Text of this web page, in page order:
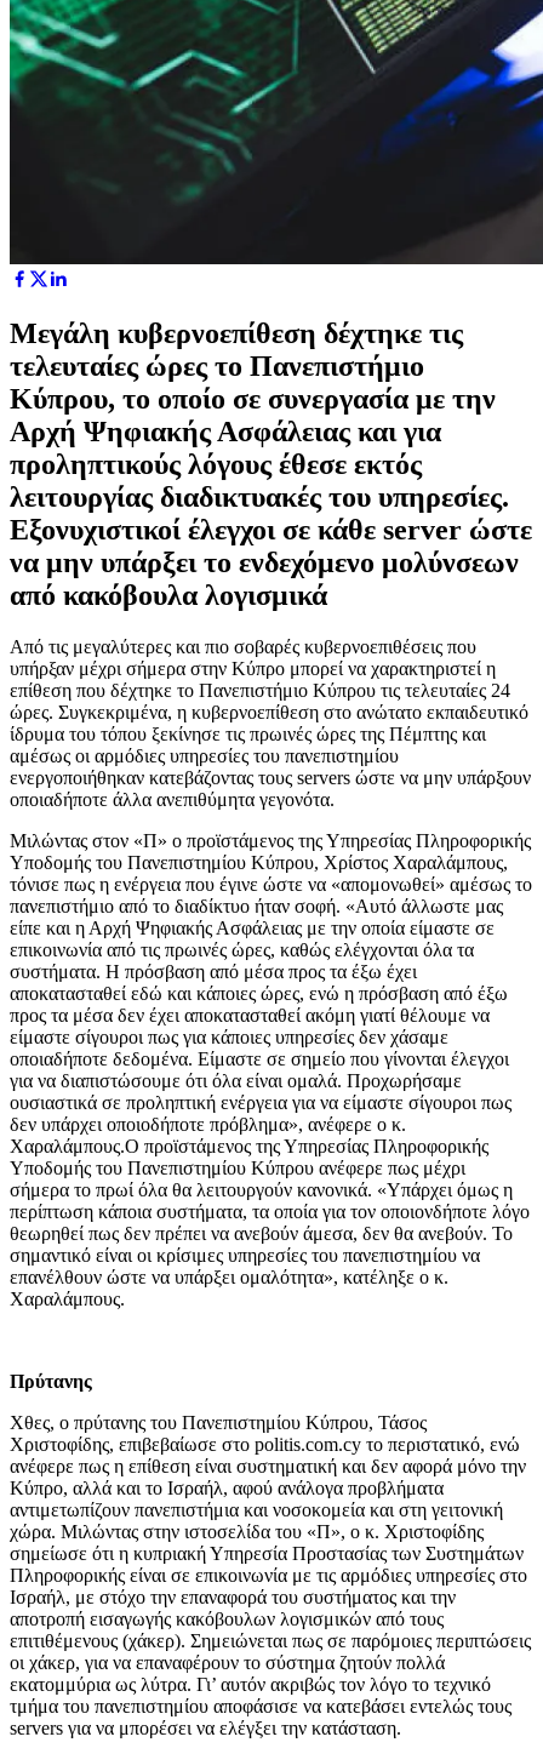
Μεγάλη κυβερνοεπίθεση δέχτηκε τις
τελευταίες ώρες το Πανεπιστήμιο
Κύπρου, το οποίο σε συνεργασία με την
Αρχή Ψηφιακής Ασφάλειας και για
προληπτικούς λόγους έθεσε εκτός
λειτουργίας διαδικτυακές του υπηρεσίες.
Εξονυχιστικοί έλεγχοι σε κάθε server ώστε
να μην υπάρξει το ενδεχόμενο μολύνσεων
από κακόβουλα λογισμικά
Από τις μεγαλύτερες και πιο σοβαρές κυβερνοεπιθέσεις που
υπήρξαν μέχρι σήμερα στην Κύπρο μπορεί να χαρακτηριστεί η
επίθεση που δέχτηκε το Πανεπιστήμιο Κύπρου τις τελευταίες 24
ώρες. Συγκεκριμένα, η κυβερνοεπίθεση στο ανώτατο εκπαιδευτικό
ίδρυμα του τόπου ξεκίνησε τις πρωινές ώρες της Πέμπτης και
αμέσως οι αρμόδιες υπηρεσίες του πανεπιστημίου
ενεργοποιήθηκαν κατεβάζοντας τους servers ώστε να μην υπάρξουν
οποιαδήποτε άλλα ανεπιθύμητα γεγονότα.
Μιλώντας στον «Π» ο προϊστάμενος της Υπηρεσίας Πληροφορικής
Υποδομής του Πανεπιστημίου Κύπρου, Χρίστος Χαραλάμπους,
τόνισε πως η ενέργεια που έγινε ώστε να «απομονωθεί» αμέσως το
πανεπιστήμιο από το διαδίκτυο ήταν σοφή. «Αυτό άλλωστε μας
είπε και η Αρχή Ψηφιακής Ασφάλειας με την οποία είμαστε σε
επικοινωνία από τις πρωινές ώρες, καθώς ελέγχονται όλα τα
συστήματα. Η πρόσβαση από μέσα προς τα έξω έχει
αποκατασταθεί εδώ και κάποιες ώρες, ενώ η πρόσβαση από έξω
προς τα μέσα δεν έχει αποκατασταθεί ακόμη γιατί θέλουμε να
είμαστε σίγουροι πως για κάποιες υπηρεσίες δεν χάσαμε
οποιαδήποτε δεδομένα. Είμαστε σε σημείο που γίνονται έλεγχοι
για να διαπιστώσουμε ότι όλα είναι ομαλά. Προχωρήσαμε
ουσιαστικά σε προληπτική ενέργεια για να είμαστε σίγουροι πως
δεν υπάρχει οποιοδήποτε πρόβλημα», ανέφερε ο κ.
Χαραλάμπους.Ο προϊστάμενος της Υπηρεσίας Πληροφορικής
Υποδομής του Πανεπιστημίου Κύπρου ανέφερε πως μέχρι
σήμερα το πρωί όλα θα λειτουργούν κανονικά. «Υπάρχει όμως η
περίπτωση κάποια συστήματα, τα οποία για τον οποιονδήποτε λόγο
θεωρηθεί πως δεν πρέπει να ανεβούν άμεσα, δεν θα ανεβούν. Το
σημαντικό είναι οι κρίσιμες υπηρεσίες του πανεπιστημίου να
επανέλθουν ώστε να υπάρξει ομαλότητα», κατέληξε ο κ.
Χαραλάμπους.
Πρύτανης
Χθες, ο πρύτανης του Πανεπιστημίου Κύπρου, Τάσος
Χριστοφίδης, επιβεβαίωσε στο politis.com.cy το περιστατικό, ενώ
ανέφερε πως η επίθεση είναι συστηματική και δεν αφορά μόνο την
Κύπρο, αλλά και το Ισραήλ, αφού ανάλογα προβλήματα
αντιμετωπίζουν πανεπιστήμια και νοσοκομεία και στη γειτονική
χώρα. Μιλώντας στην ιστοσελίδα του «Π», ο κ. Χριστοφίδης
σημείωσε ότι η κυπριακή Υπηρεσία Προστασίας των Συστημάτων
Πληροφορικής είναι σε επικοινωνία με τις αρμόδιες υπηρεσίες στο
Ισραήλ, με στόχο την επαναφορά του συστήματος και την
αποτροπή εισαγωγής κακόβουλων λογισμικών από τους
επιτιθέμενους (χάκερ). Σημειώνεται πως σε παρόμοιες περιπτώσεις
οι χάκερ, για να επαναφέρουν το σύστημα ζητούν πολλά
εκατομμύρια ως λύτρα. Γι’ αυτόν ακριβώς τον λόγο το τεχνικό
τμήμα του πανεπιστημίου αποφάσισε να κατεβάσει εντελώς τους
servers για να μπορέσει να ελέγξει την κατάσταση.